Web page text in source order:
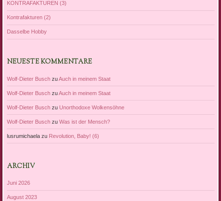
KONTRAFAKTUREN (3)
Kontrafakturen (2)
Dasselbe Hobby
NEUESTE KOMMENTARE
Wolf-Dieter BuschzuAuch in meinem Staat
Wolf-Dieter BuschzuAuch in meinem Staat
Wolf-Dieter Buschzu Unorthodoxe Wolkensöhne
Wolf-Dieter Buschzu Was ist der Mensch?
lusrumichaelazu Revolution, Baby! (6)
ARCHIV
Juni 2026
August 2023